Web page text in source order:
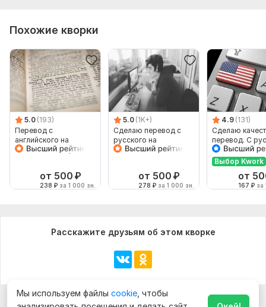
Похожие кворки
5.0 (193)
Перевод с
английского на
испанский и обратно
от 500 ₽
238 ₽ за 1 000 зн.
5.0 (1K+)
Сделаю перевод с
русского на
английский и
от 500 ₽
278 ₽ за 1 000 зн.
4.9 (131)
Сделаю
перевод. С
на английский
наоборот
Выбор Kwork
от
167 ₽ за
Расскажите друзьям об этом кворке
Мы используем файлы cookie , чтобы